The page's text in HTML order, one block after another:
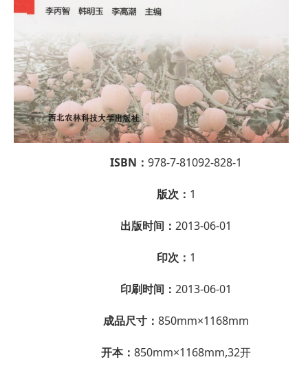
ISBN： 978-7-81092-828-1
版次： 1
出版时间： 2013-06-01
印次： 1
印刷时间： 2013-06-01
成品尺寸： 850mm×1168mm
开本： 850mm×1168mm,32开